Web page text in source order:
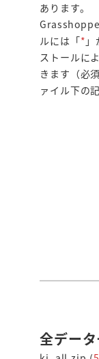
あります。
ルには「*
ストールに
きます（必
ァイル下の
全デー